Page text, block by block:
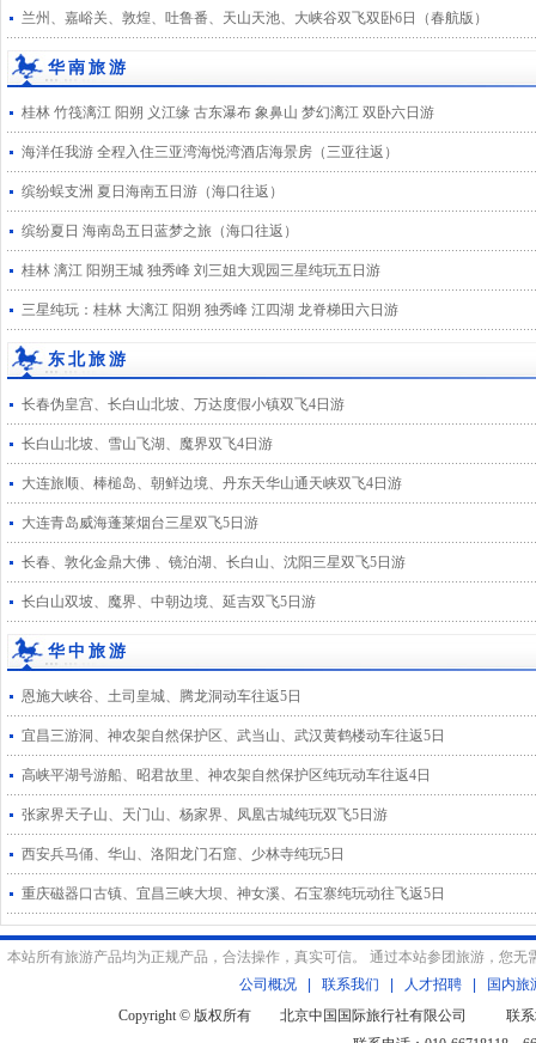
兰州、嘉峪关、敦煌、吐鲁番、天山天池、大峡谷双飞双卧6日（春航版）
华南旅游
桂林 竹筏漓江 阳朔 义江缘 古东瀑布 象鼻山 梦幻漓江 双卧六日游
海洋任我游 全程入住三亚湾海悦湾酒店海景房（三亚往返）
缤纷蜈支洲 夏日海南五日游（海口往返）
缤纷夏日 海南岛五日蓝梦之旅（海口往返）
桂林 漓江 阳朔王城 独秀峰 刘三姐大观园三星纯玩五日游
三星纯玩：桂林 大漓江 阳朔 独秀峰 江四湖 龙脊梯田六日游
东北旅游
长春伪皇宫、长白山北坡、万达度假小镇双飞4日游
长白山北坡、雪山飞湖、魔界双飞4日游
大连旅顺、棒槌岛、朝鲜边境、丹东天华山通天峡双飞4日游
大连青岛威海蓬莱烟台三星双飞5日游
长春、敦化金鼎大佛 、镜泊湖、长白山、沈阳三星双飞5日游
长白山双坡、魔界、中朝边境、延吉双飞5日游
华中旅游
恩施大峡谷、土司皇城、腾龙洞动车往返5日
宜昌三游洞、神农架自然保护区、武当山、武汉黄鹤楼动车往返5日
高峡平湖号游船、昭君故里、神农架自然保护区纯玩动车往返4日
张家界天子山、天门山、杨家界、凤凰古城纯玩双飞5日游
西安兵马俑、华山、洛阳龙门石窟、少林寺纯玩5日
重庆磁器口古镇、宜昌三峡大坝、神女溪、石宝寨纯玩动往飞返5日
本站所有旅游产品均为正规产品，合法操作，真实可信。 通过本站参团旅游，您
公司概况
联系我们 人才招聘
国内旅
Copyright © 版权所有 北京中国国际旅行社有限公司 联系